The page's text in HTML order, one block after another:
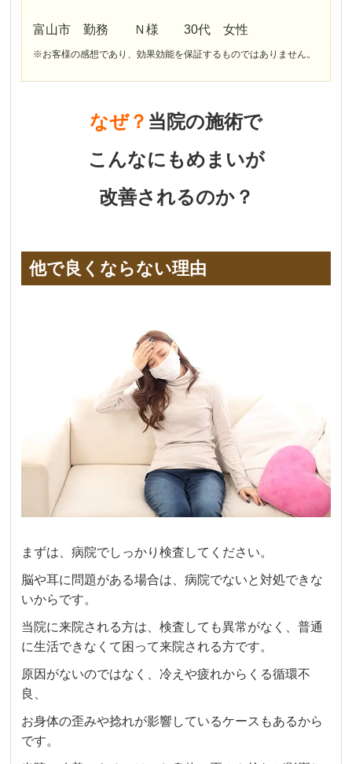
富山市 勤務 Ｎ様 30代 女性
※お客様の感想であり、効果効能を保証するものではありません。
なぜ？ 当院の施術で
こんなにもめまいが
改善されるのか？
他で良くならない理由
まずは、病院でしっかり検査してください。
脳や耳に問題がある場合は、病院でないと対処できな
いからです。
当院に来院される方は、検査しても異常がなく、普通
に生活できなくて困って来院される方です。
原因がないのではなく、冷えや疲れからくる循環不
良、
お身体の歪みや捻れが影響しているケースもあるから
です。